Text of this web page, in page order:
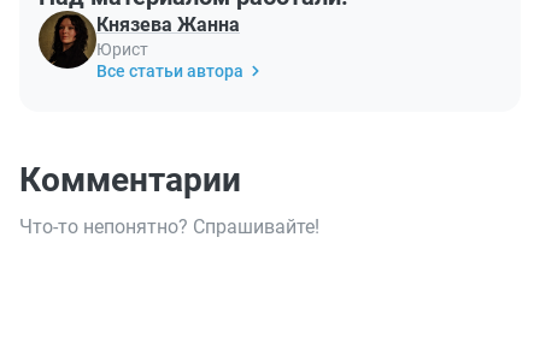
Князева Жанна
Юрист
Все статьи автора
Комментарии
Что-то непонятно? Спрашивайте!